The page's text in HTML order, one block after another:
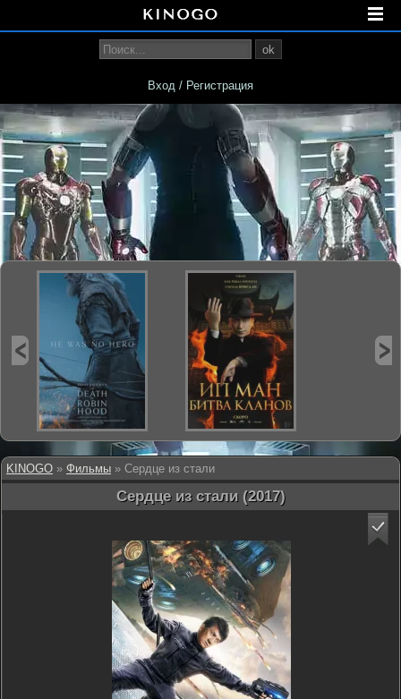
KINOGO » Фильмы » Сердце из стали
Сердце из стали (2017)
ok
Вход / Регистрация